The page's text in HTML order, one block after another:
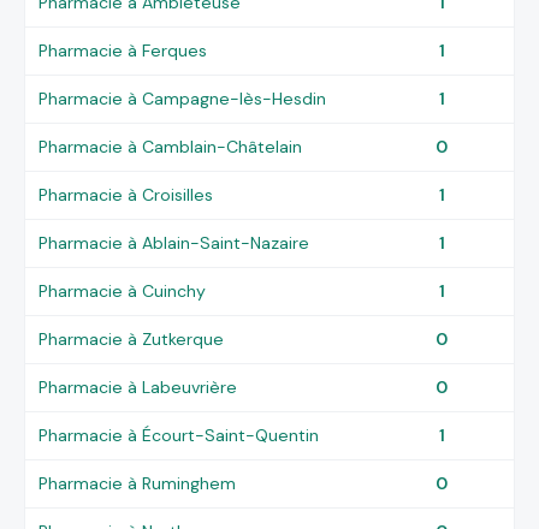
Pharmacie à Ferques 1
Pharmacie à Campagne-lès-Hesdin 1
Pharmacie à Camblain-Châtelain 0
Pharmacie à Croisilles 1
Pharmacie à Ablain-Saint-Nazaire 1
Pharmacie à Cuinchy 1
Pharmacie à Zutkerque 0
Pharmacie à Labeuvrière 0
Pharmacie à Écourt-Saint-Quentin 1
Pharmacie à Ruminghem 0